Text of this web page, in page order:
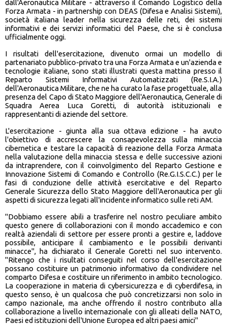
dall'Aeronautica Militare - attraverso il Comando Logistico della
Forza Armata - in partnership con DEAS (Difesa e Analisi Sistemi),
società italiana leader nella sicurezza delle reti, dei sistemi
informativi e dei servizi informatici del Paese, che si è conclusa
ufficialmente oggi.
I risultati dell'esercitazione, divenuto ormai un modello di
partenariato pubblico-privato tra una Forza Armata e un'azienda e
tecnologie italiane, sono stati illustrati questa mattina presso il
Reparto Sistemi Informativi Automatizzati (Re.S.I.A.)
dell'Aeronautica Militare, che ne ha curato la fase progettuale, alla
presenza del Capo di Stato Maggiore dell'Aeronautica, Generale di
Squadra Aerea Luca Goretti, di autorità istituzionali e
rappresentanti di aziende del settore.
L'esercitazione - giunta alla sua ottava edizione - ha avuto
l'obiettivo di accrescere la consapevolezza sulla minaccia
cibernetica e testare la capacità di reazione della Forza Armata
nella valutazione della minaccia stessa e delle successive azioni
da intraprendere, con il coinvolgimento del Reparto Gestione e
Innovazione Sistemi di Comando e Controllo (Re.G.I.S.C.C.) per le
fasi di conduzione delle attività esercitative e del Reparto
Generale Sicurezza dello Stato Maggiore dell'Aeronautica per gli
aspetti di sicurezza legati all'incidente informatico sulle reti AM.
"Dobbiamo essere abili a trasferire nel nostro peculiare ambito
questo genere di collaborazioni con il mondo accademico e con
realtà aziendali di settore per essere pronti a gestire e, laddove
possibile, anticipare il cambiamento e le possibili derivanti
minacce", ha dichiarato il Generale Goretti nel suo intervento.
"Ritengo che i risultati conseguiti nel corso dell'esercitazione
possano costituire un patrimonio informativo da condividere nel
comparto Difesa e costituire un riferimento in ambito tecnologico.
La cooperazione in materia di cybersicurezza e di cyberdifesa, in
questo senso, è un qualcosa che può concretizzarsi non solo in
campo nazionale, ma anche offrendo il nostro contributo alla
collaborazione a livello internazionale con gli alleati della NATO,
Paesi ed istituzioni dell'Unione Europea ed altri paesi amici"